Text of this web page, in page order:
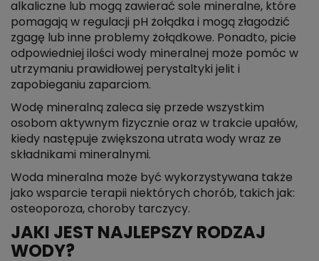
alkaliczne lub mogą zawierać sole mineralne, które
pomagają w regulacji pH żołądka i mogą złagodzić
zgagę lub inne problemy żołądkowe. Ponadto, picie
odpowiedniej ilości wody mineralnej może pomóc w
utrzymaniu prawidłowej perystaltyki jelit i
zapobieganiu zaparciom.
Wodę mineralną zaleca się przede wszystkim
osobom aktywnym fizycznie oraz w trakcie upałów,
kiedy następuje zwiększona utrata wody wraz ze
składnikami mineralnymi.
Woda mineralna może być wykorzystywana także
jako wsparcie terapii niektórych chorób, takich jak:
osteoporoza, choroby tarczycy.
JAKI JEST NAJLEPSZY RODZAJ
WODY?